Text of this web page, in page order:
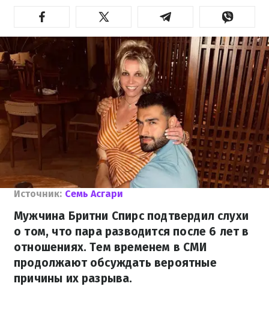
Источник: Семь Асгари
Мужчина Бритни Спирс подтвердил слухи
о том, что пара разводится после 6 лет в
отношениях. Тем временем в СМИ
продолжают обсуждать вероятные
причины их разрыва.